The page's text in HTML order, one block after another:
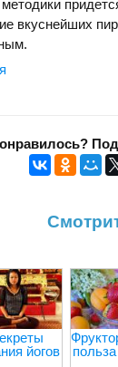
вкуснейших
йогов